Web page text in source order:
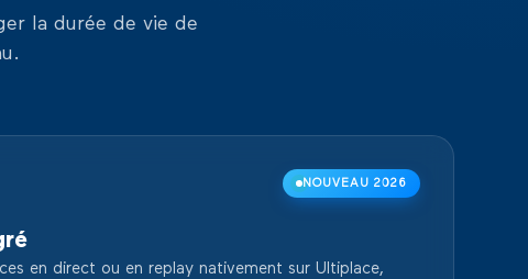
la durée de vie de
NOUVEAU 2026
en direct ou en replay nativement sur Ultiplace,